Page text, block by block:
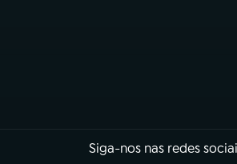
Siga-nos nas redes